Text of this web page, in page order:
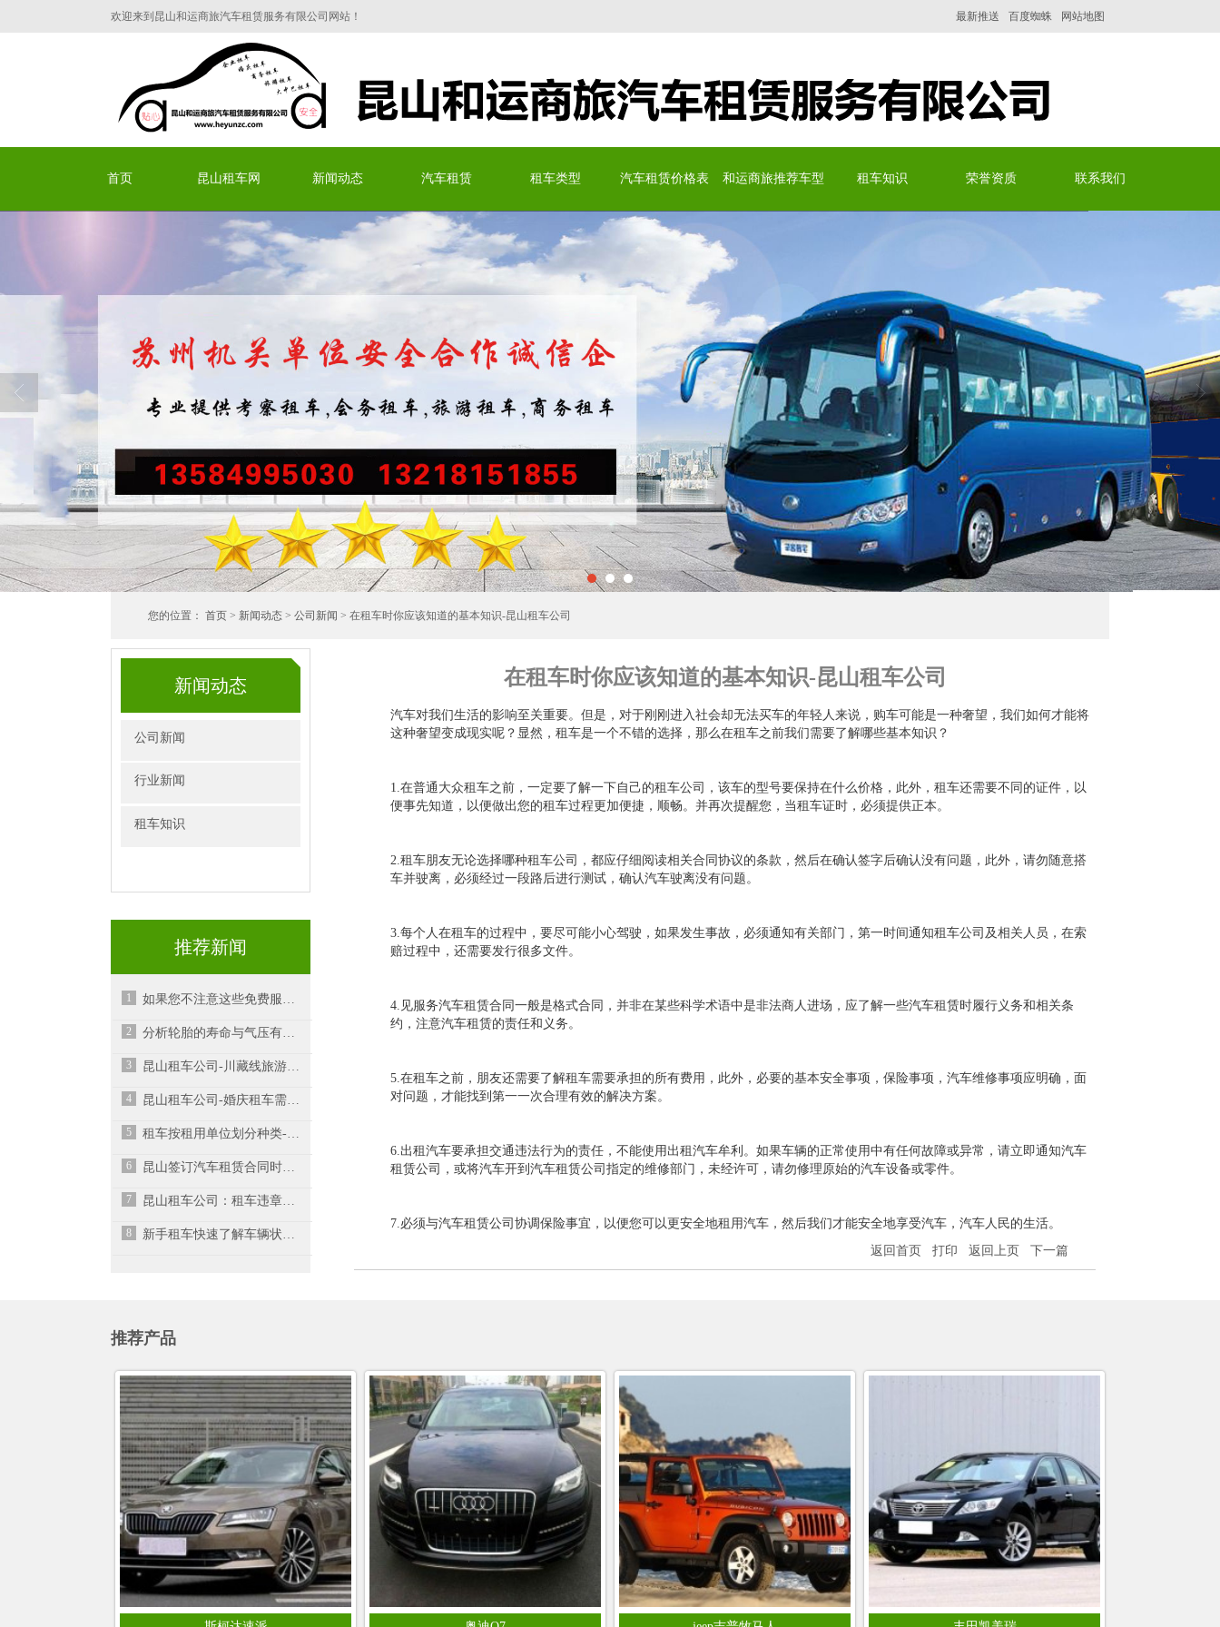
欢迎来到昆山和运商旅汽车租赁服务有限公司网站！ 网站地图
百度蜘蛛
最新推送
昆山和运商旅汽车租赁服务有限公司
首页 昆山租车网 新闻动态 汽车租赁 租车类型 汽车租赁价格表 和运商旅推荐车型 租车知识 荣誉资质 联系我们
您的位置： 首页 > 新闻动态 > 公司新闻 > 在租车时你应该知道的基本知识-昆山租车公司
新闻动态
公司新闻
行业新闻
租车知识
推荐新闻
1 如果您不注意这些免费服务，将会损失很多
2 分析轮胎的寿命与气压有很密切关系
3 昆山租车公司-川藏线旅游应该如何挑选车型？
4 昆山租车公司-婚庆租车需要注意什么？
5 租车按租用单位划分种类-昆山租车
6 昆山签订汽车租赁合同时一定要注意细节
7 昆山租车公司：租车违章了如何处理？
8 新手租车快速了解车辆状况的四个步骤
在租车时你应该知道的基本知识-昆山租车公司
汽车对我们生活的影响至关重要。但是，对于刚刚进入社会却无法买车的年轻人来说，购车可能是一种奢望，我们如何才能将
这种奢望变成现实呢？显然，租车是一个不错的选择，那么在租车之前我们需要了解哪些基本知识？
1.在普通大众租车之前，一定要了解一下自己的租车公司，该车的型号要保持在什么价格，此外，租车还需要不同的证件，以
便事先知道，以便做出您的租车过程更加便捷，顺畅。并再次提醒您，当租车证时，必须提供正本。
2.租车朋友无论选择哪种租车公司，都应仔细阅读相关合同协议的条款，然后在确认签字后确认没有问题，此外，请勿随意搭
车并驶离，必须经过一段路后进行测试，确认汽车驶离没有问题。
3.每个人在租车的过程中，要尽可能小心驾驶，如果发生事故，必须通知有关部门，第一时间通知租车公司及相关人员，在索
赔过程中，还需要发行很多文件。
4.见服务汽车租赁合同一般是格式合同，并非在某些科学术语中是非法商人进场，应了解一些汽车租赁时履行义务和相关条
约，注意汽车租赁的责任和义务。
5.在租车之前，朋友还需要了解租车需要承担的所有费用，此外，必要的基本安全事项，保险事项，汽车维修事项应明确，面
对问题，才能找到第一一次合理有效的解决方案。
6.出租汽车要承担交通违法行为的责任，不能使用出租汽车牟利。如果车辆的正常使用中有任何故障或异常，请立即通知汽车
租赁公司，或将汽车开到汽车租赁公司指定的维修部门，未经许可，请勿修理原始的汽车设备或零件。
7.必须与汽车租赁公司协调保险事宜，以便您可以更安全地租用汽车，然后我们才能安全地享受汽车，汽车人民的生活。
返回首页
打印 返回上页 下一篇
推荐产品